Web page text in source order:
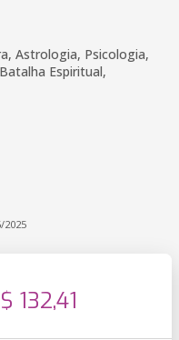
Astrologia, Psicologia,
Espiritual,
2025
132,41